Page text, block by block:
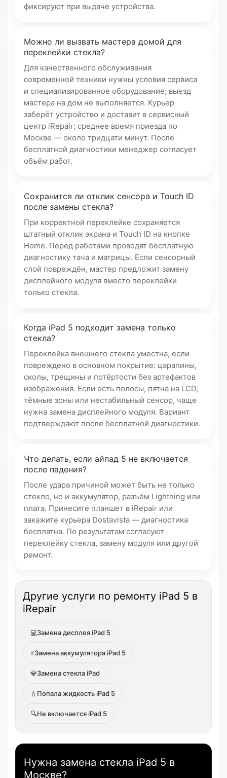
фиксируют при выдаче устройства.
Можно ли вызвать мастера домой для
переклейки стекла?
Для качественного обслуживания
современной техники нужны условия сервиса
и специализированное оборудование; выезд
мастера на дом не выполняется. Курьер
заберёт устройство и доставит в сервисный
центр iRepair; среднее время приезда по
Москве — около тридцати минут. После
бесплатной диагностики менеджер согласует
объём работ.
Сохранится ли отклик сенсора и Touch ID
после замены стекла?
При корректной переклейке сохраняется
штатный отклик экрана и Touch ID на кнопке
Home. Перед работами проводят бесплатную
диагностику тача и матрицы. Если сенсорный
слой повреждён, мастер предложит замену
дисплейного модуля вместо переклейки
только стекла.
Когда iPad 5 подходит замена только
стекла?
Переклейка внешнего стекла уместна, если
повреждено в основном покрытие: царапины,
сколы, трещины и потёртости без артефактов
изображения. Если есть полосы, пятна на LCD,
тёмные зоны или нестабильный сенсор, чаще
нужна замена дисплейного модуля. Вариант
подтверждают после бесплатной диагностики.
Что делать, если айпад 5 не включается
после падения?
После удара причиной может быть не только
стекло, но и аккумулятор, разъём Lightning или
плата. Принесите планшет в iRepair или
закажите курьера Dostavista — диагностика
бесплатна. По результатам согласуют
переклейку стекла, замену модуля или другой
ремонт.
Другие услуги по ремонту iPad 5 в
iRepair
💻Замена дисплея iPad 5
⚡Замена аккумулятора iPad 5
💎Замена стекла iPad
💧 Попала жидкость iPad 5
🔍Не включается iPad 5
Нужна замена стекла iPad 5 в
Москве?